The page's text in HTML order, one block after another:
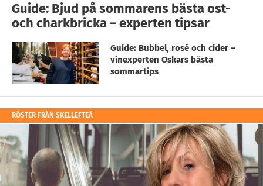
Guide: Bjud på sommarens bästa ost-
och charkbricka – experten tipsar
Guide: Bubbel, rosé och cider –
vinexperten Oskars bästa
sommartips
RÖSTER FRÅN SKELLEFTEÅ